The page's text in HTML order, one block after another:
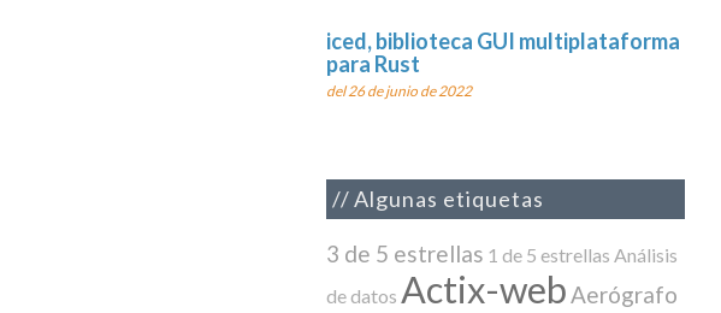
iced, biblioteca GUI multiplataforma
para Rust
del 26 de junio de 2022
Algunas etiquetas
3 de 5 estrellas 1 de 5 estrellas Análisis
de datos Actix-webAerógrafo